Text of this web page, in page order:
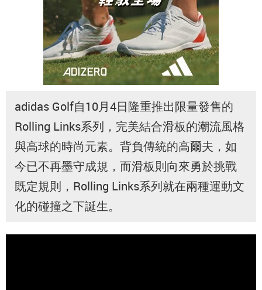
adidas Golf自10月4日隆重推出限量發售的
Rolling Links系列，完美結合滑板的潮流風格
與高球的時尚元素。背負傳統的高爾夫，如
今已不再墨守成規，而滑板則向來勇於挑戰
既定規則，Rolling Links系列就在兩種運動文
化的碰撞之下誕生。